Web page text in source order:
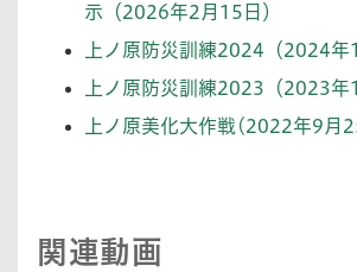
示（2026年2月15日）
上ノ原防災訓練2024（2024年
上ノ原防災訓練2023（2023年
上ノ原美化大作戦(2022年9月
関連動画